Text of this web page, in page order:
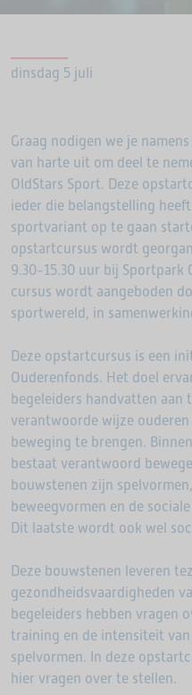
dinsdag 5 juli
Graag nodigen we je
van harte uit om deel te
OldStars Sport. Deze
ieder die belangstelling
sportvariant op te gaan
opstartcursus wordt
9.30-15.30 uur bij Sportpark
cursus wordt aangeboden
sportwereld, in
Deze opstartcursus is een
Ouderenfonds. Het doel
begeleiders handvatten aan
verantwoorde wijze ouderen
beweging te brengen.
bestaat verantwoord
bouwstenen zijn
beweegvormen en de
Dit laatste wordt ook wel
Deze bouwstenen leveren
gezondheidsvaardigheden
begeleiders hebben vragen
training en de intensiteit
spelvormen. In deze
hier vragen over te stellen.